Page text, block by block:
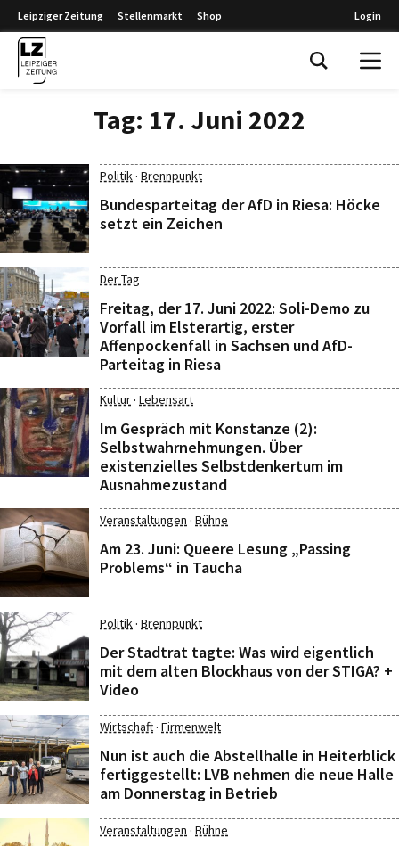
Leipziger Zeitung Stellenmarkt Shop Login
Tag: 17. Juni 2022
Politik· Brennpunkt
Bundesparteitag der AfD in Riesa: Höcke
setzt ein Zeichen
Der Tag
Freitag, der 17. Juni 2022: Soli-Demo zu
Vorfall im Elsterartig, erster
Affenpockenfall in Sachsen und AfD-
Parteitag in Riesa
Kultur· Lebensart
Im Gespräch mit Konstanze (2):
Selbstwahrnehmungen. Über
existenzielles Selbstdenkertum im
Ausnahmezustand
Veranstaltungen · Bühne
Am 23. Juni: Queere Lesung „Passing
Problems“ in Taucha
Politik· Brennpunkt
Der Stadtrat tagte: Was wird eigentlich
mit dem alten Blockhaus von der STIGA? +
Video
Wirtschaft· Firmenwelt
Nun ist auch die Abstellhalle in Heiterblick
fertiggestellt: LVB nehmen die neue Halle
am Donnerstag in Betrieb
Veranstaltungen · Bühne